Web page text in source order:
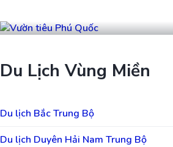
Du Lịch Vùng Miền
Du lịch Bắc Trung Bộ
Du lịch Duyên Hải Nam Trung Bộ